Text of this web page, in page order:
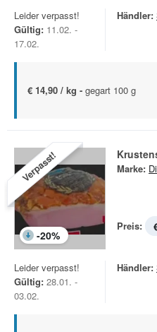
Leider verpasst!
Gültig: 11.02. -
17.02.
Händler:
€ 14,90 / kg - gegart 100 g
Verpasst!
-20%
Marke:
Preis:
Leider verpasst!
Gültig: 28.01. -
03.02.
Händler: